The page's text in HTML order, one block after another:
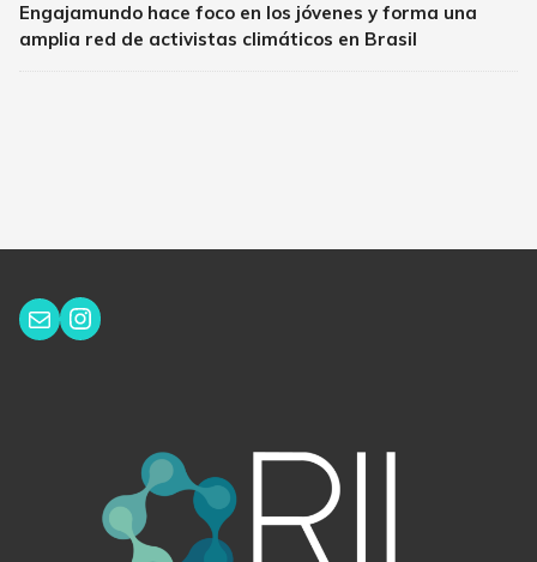
Engajamundo hace foco en los jóvenes y forma una
amplia red de activistas climáticos en Brasil
Correo electrónico
Instagram